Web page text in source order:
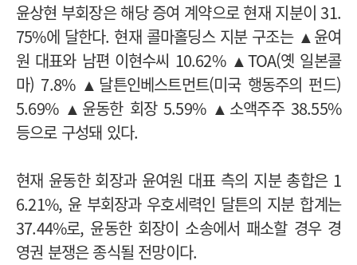
윤상현 부회장은 해당 증여 계약으로 현재 지분이 31.
75%에 달한다. 현재 콜마홀딩스 지분 구조는 ▲윤여
원 대표와 남편 이현수씨 10.62% ▲TOA(옛 일본콜
마) 7.8% ▲달튼인베스트먼트(미국 행동주의 펀드)
5.69% ▲윤동한 회장 5.59% ▲소액주주 38.55%
등으로 구성돼 있다.
현재 윤동한 회장과 윤여원 대표 측의 지분 총합은 1
6.21%, 윤 부회장과 우호세력인 달튼의 지분 합계는
37.44%로, 윤동한 회장이 소송에서 패소할 경우 경
영권 분쟁은 종식될 전망이다.